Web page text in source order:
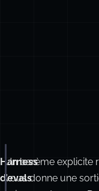
d’evals
:
userQuery:
modelResponse:
vous donne une
le juge se trompe.